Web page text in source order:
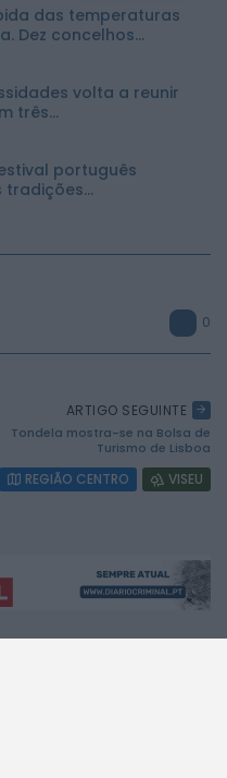
direitos reservados.
das temperaturas
Dez concelhos...
volta a reunir
três...
português
0
ARTIGO SEGUINTE
Tondela mostra-se na Bolsa de
Turismo de Lisboa
REGIÃO CENTRO VISEU